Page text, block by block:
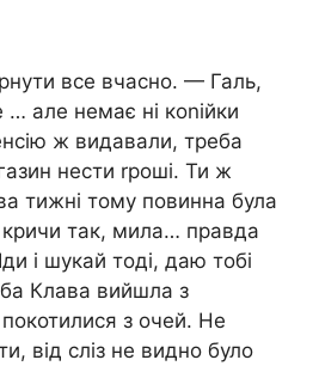
все вчасно. — Галь,
але немає ні коnійки
ж видавали, треба
нести rроші. Ти ж
тижні тому повинна була
так, мила… правда
і шукай тоді, даю тобі
Клава вийшла з
покотилися з очей. Не
від сліз не видно було